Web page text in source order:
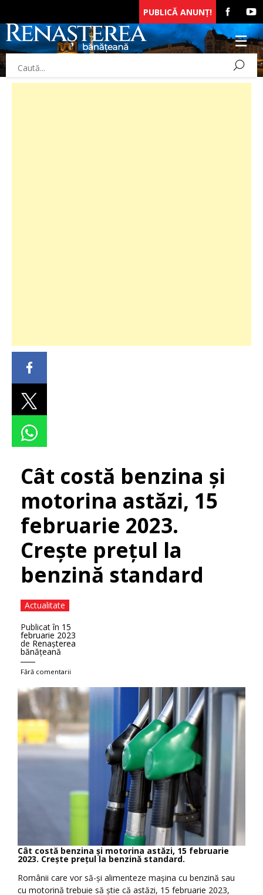
PUBLICĂ ANUNȚ!
Cât costă benzina şi
motorina astăzi, 15
februarie 2023.
Creşte preţul la
benzină standard
Actualitate
Publicat în 15
februarie 2023
de Renaşterea
bănăţeană
Fără comentarii
Cât costă benzina şi motorina astăzi, 15 februarie
2023. Creşte preţul la benzină standard.
Românii care vor să-şi alimenteze maşina cu benzină sau
cu motorină trebuie să ştie că astăzi, 15 februarie 2023,